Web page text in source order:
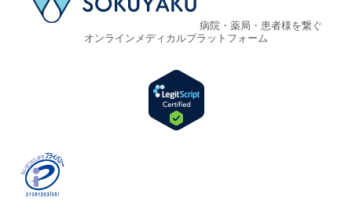
病院・薬局・患者様を繋ぐ
オンラインメディカルプラットフォーム